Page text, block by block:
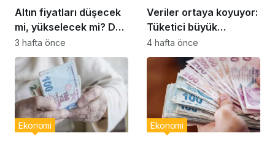
Altın fiyatları düşecek
mi, yükselecek mi? Dev
bankalar rakam verdi…
3 hafta önce
Veriler ortaya koyuyor:
Tüketici büyük
harcamaları indirim
dönemine erteliyor
4 hafta önce
Ekonomi Ekonomi